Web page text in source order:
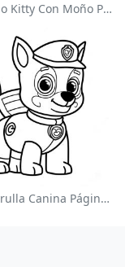
Linda Hello Kitty Con Moño Para Colorear
Chase Patrulla Canina Página Para Colorear